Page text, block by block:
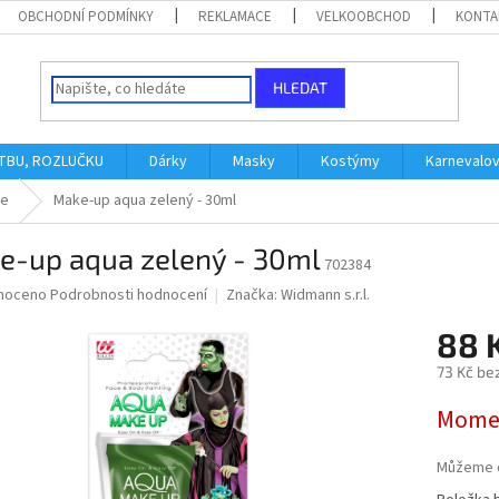
OBCHODNÍ PODMÍNKY REKLAMACE VELKOOBCHOD
HLEDAT
ROZLUČKU Dárky Masky Kostýmy
Make-up aqua zelený - 30ml
up aqua zelený - 30ml 702384
Podrobnosti hodnocení Značka: Widmann s.r.l.
88
73 Kč
cena:
Můžeme